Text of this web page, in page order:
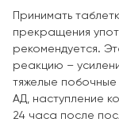
Принимать
прекращения
рекомендуется.
реакцию –
тяжелые побочные
АД, наступление
24 часа после